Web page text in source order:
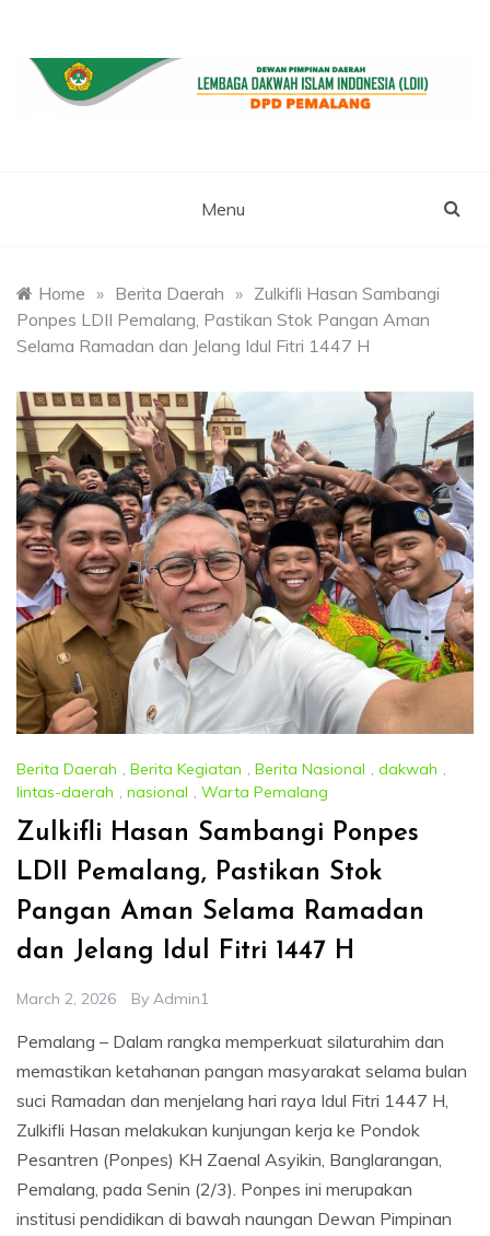
content
Menu
Home » Berita Daerah » Zulkifli Hasan Sambangi
Ponpes LDII Pemalang, Pastikan Stok Pangan Aman
Selama Ramadan dan Jelang Idul Fitri 1447 H
Berita Daerah , Berita Kegiatan , Berita Nasional , dakwah ,
lintas-daerah , nasional , Warta Pemalang
Zulkifli Hasan Sambangi Ponpes
LDII Pemalang, Pastikan Stok
Pangan Aman Selama Ramadan
dan Jelang Idul Fitri 1447 H
March 2, 2026 By Admin1
Pemalang – Dalam rangka memperkuat silaturahim dan
memastikan ketahanan pangan masyarakat selama bulan
suci Ramadan dan menjelang hari raya Idul Fitri 1447 H,
Zulkifli Hasan melakukan kunjungan kerja ke Pondok
Pesantren (Ponpes) KH Zaenal Asyikin, Banglarangan,
Pemalang, pada Senin (2/3). Ponpes ini merupakan
institusi pendidikan di bawah naungan Dewan Pimpinan